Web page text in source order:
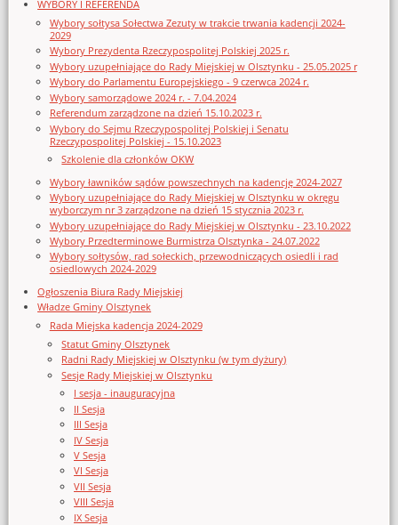
WYBORY I REFERENDA
Wybory sołtysa Sołectwa Zezuty w trakcie trwania kadencji 2024-
2029
Wybory Prezydenta Rzeczypospolitej Polskiej 2025 r.
Wybory uzupełniające do Rady Miejskiej w Olsztynku - 25.05.2025 r
Wybory do Parlamentu Europejskiego - 9 czerwca 2024 r.
Wybory samorządowe 2024 r. - 7.04.2024
Referendum zarządzone na dzień 15.10.2023 r.
Wybory do Sejmu Rzeczypospolitej Polskiej i Senatu
Rzeczypospolitej Polskiej - 15.10.2023
Szkolenie dla członków OKW
Wybory ławników sądów powszechnych na kadencję 2024-2027
Wybory uzupełniające do Rady Miejskiej w Olsztynku w okręgu
wyborczym nr 3 zarządzone na dzień 15 stycznia 2023 r.
Wybory uzupełniające do Rady Miejskiej w Olsztynku - 23.10.2022
Wybory Przedterminowe Burmistrza Olsztynka - 24.07.2022
Wybory sołtysów, rad sołeckich, przewodniczących osiedli i rad
osiedlowych 2024-2029
Ogłoszenia Biura Rady Miejskiej
Władze Gminy Olsztynek
Rada Miejska kadencja 2024-2029
Statut Gminy Olsztynek
Radni Rady Miejskiej w Olsztynku (w tym dyżury)
Sesje Rady Miejskiej w Olsztynku
I sesja - inauguracyjna
II Sesja
III Sesja
IV Sesja
V Sesja
VI Sesja
VII Sesja
VIII Sesja
IX Sesja